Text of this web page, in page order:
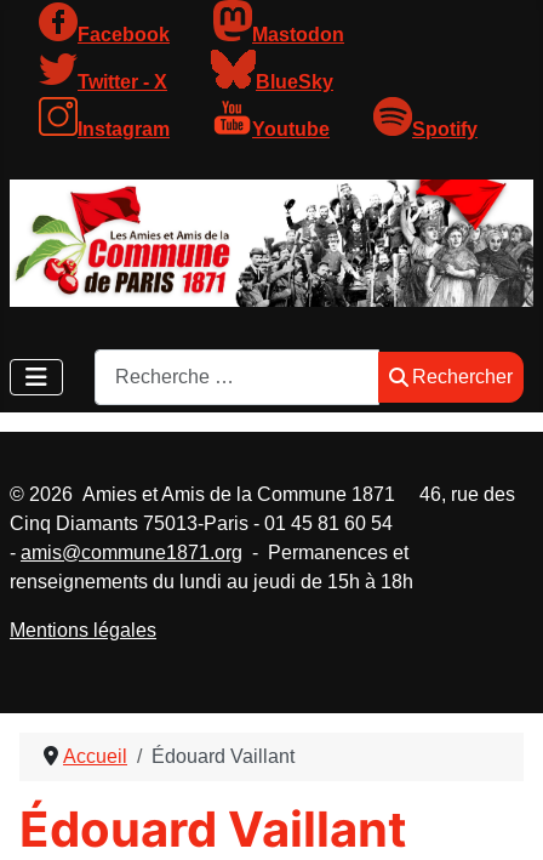
Facebook Mastodon
Twitter - X BlueSky
Instagram Youtube Spotify
Rechercher
Rechercher
Accueil Édouard Vaillant
Édouard Vaillant
© 2026 Amies et Amis de la Commune 1871 46, rue des
Cinq Diamants 75013-Paris - 01 45 81 60 54
- amis@commune1871.org - Permanences et
renseignements du lundi au jeudi de 15h à 18h
Mentions légales